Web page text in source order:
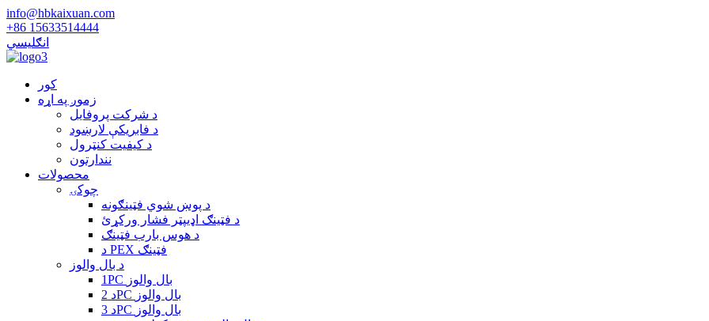
info@hbkaixuan.com
+86 15633514444
انګلیسي
کور
زموږ په اړه
د شرکت پروفایل
د فابریکې لارښود
د کیفیت کنټرول
نندارتون
محصولات
چوکۍ
د پوښ شوي فټینګونه
د فټینګ اډیپټر فشار ورکړئ
د هوس بارب فټینګ
د PEX فټینګ
د بال والوز
1PC بال والوز
د 2PC بال والوز
د 3PC بال والوز